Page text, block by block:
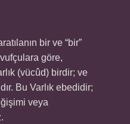
bir ve “bir”
göre,
(vücûd) birdir; ve
Bu Varlık ebedidir;
veya